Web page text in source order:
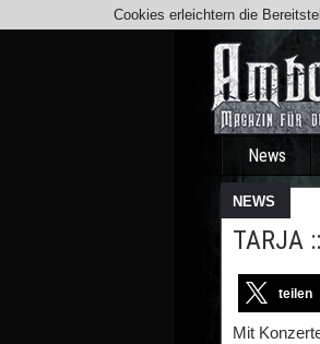
News
NEWS
TARJA
teilen
Mit
Cookies erleichtern die